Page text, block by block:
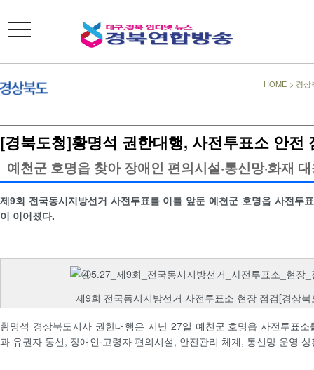
toggle
navigation
HOME > 경상
[경북도청]황명석 권한대행, 사전투표소 안전
예천군 호명읍 찾아 장애인 편의시설·통신망·화재
제9회 전국동시지방선거 사전투표를 이틀 앞둔 예천군 호명읍 사전투
이 이어졌다.
제9회 전국동시지방선거 사전투표소 현장 점검[경상
황명석 경상북도지사 권한대행은 지난 27일 예천군 호명읍 사전투표
과 유권자 동선, 장애인·고령자 편의시설, 안전관리 체계, 통신망 운영